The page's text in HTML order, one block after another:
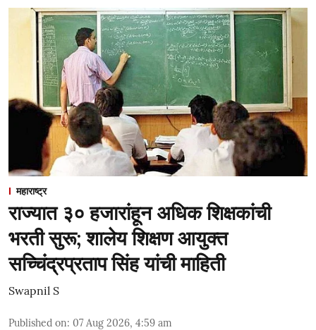
महाराष्ट्र
राज्यात ३० हजारांहून अधिक शिक्षकांची
भरती सुरू; शालेय शिक्षण आयुक्त
सच्चिंद्रप्रताप सिंह यांची माहिती
Swapnil S
Published on: 07 Aug 2026, 4:59 am